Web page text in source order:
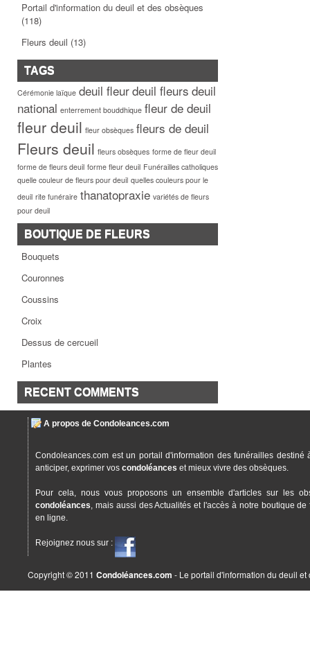
Portail d'information du deuil et des obsèques
(118)
Fleurs deuil (13)
TAGS
Cérémonie laïque deuil fleurdeuil fleurs deuil
national enterrement bouddhique fleur de deuil
fleur deuil fleur obsèques fleurs de deuil
Fleurs deuil fleurs obsèques forme de fleur deuil
forme de fleurs deuil forme fleur deuil Funérailles catholiques
quelle couleur de fleurs pour deuil quelles couleurs pour le
deuil rite funéraire thanatopraxie variétés de fleurs
pour deuil
BOUTIQUE DE FLEURS
Bouquets
Couronnes
Coussins
Croix
Dessus de cercueil
Plantes
RECENT COMMENTS
A propos de Condoleances.com
Condoleances.com est un portail d'information des funérailles destiné
anticiper, exprimer vos condoléances et mieux vivre des obsèques.
Pour cela, nous vous proposons un ensemble d'articles sur les
condoléances, mais aussi des Actualités et l'accès à notre boutique
en ligne.
Rejoignez nous sur :
Copyright © 2011 Condoléances.com - Le portail d'information du deuil et